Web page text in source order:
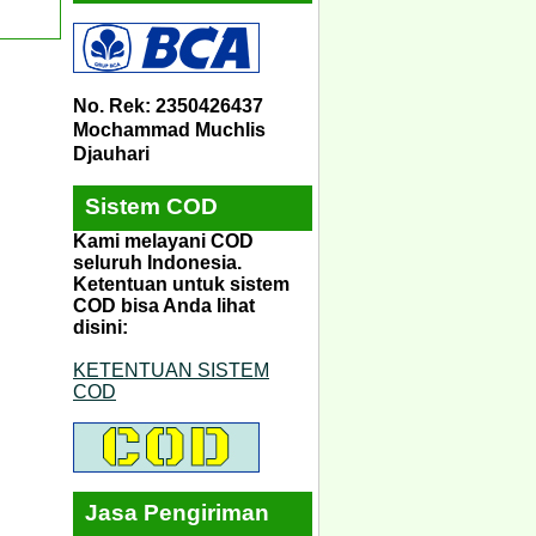
No. Rek: 2350426437
Mochammad Muchlis
Djauhari
Sistem COD
Kami melayani COD
seluruh Indonesia.
Ketentuan untuk sistem
COD bisa Anda lihat
disini:
KETENTUAN SISTEM
COD
Jasa Pengiriman